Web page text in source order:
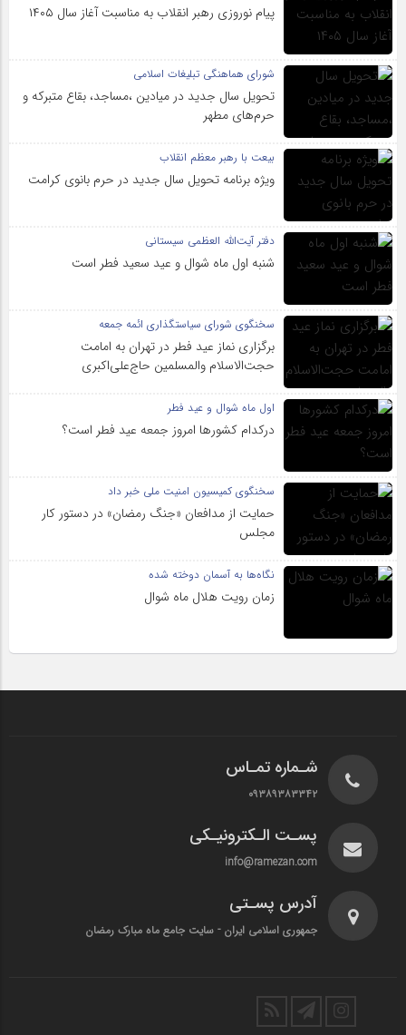
پیام نوروزی رهبر انقلاب به مناسبت آغاز سال ۱۴۰۵
شورای هماهنگی تبلیغات اسلامی
تحویل سال‌ جدید در میادین ،مساجد، بقاع متبرکه‌ و
حرم‌های‌ مطهر
بیعت با رهبر معظم انقلاب
ویژه برنامه تحویل سال جدید در حرم بانوی کرامت
دفتر آیت‌الله العظمی سیستانی
شنبه اول ماه شوال و عید سعید فطر است
سخنگوی شورای سیاستگذاری ائمه جمعه
برگزاری نماز عید فطر در تهران به امامت
حجت‌الاسلام والمسلمین حاج‌علی‌اکبری
اول ماه شوال و عید فطر
درکدام کشورها امروز جمعه عید فطر است؟
سخنگوی کمیسیون امنیت ملی خبر داد
حمایت از مدافعان «جنگ رمضان» در دستور کار
مجلس
نگاه‌ها به آسمان دوخته شده
زمان رویت هلال ماه شوال
شـماره تمـاس
۰۹۳۸۹۳۸۳۳۴۲
پسـت الـکترونیـکی
info@ramezan.com
آدرس پسـتی
جمهوری اسلامی ایران - سایت جامع ماه مبارک رمضان